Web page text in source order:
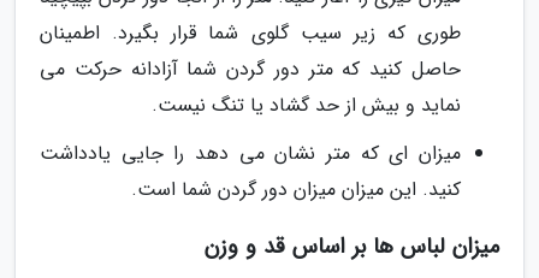
طوری که زیر سیب گلوی شما قرار بگیرد. اطمینان
حاصل کنید که متر دور گردن شما آزادانه حرکت می
نماید و بیش از حد گشاد یا تنگ نیست.
میزان ای که متر نشان می دهد را جایی یادداشت
کنید. این میزان میزان دور گردن شما است.
میزان لباس ها بر اساس قد و وزن